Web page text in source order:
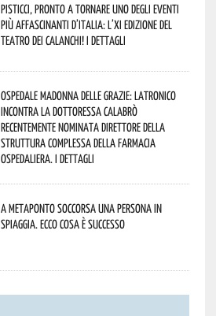
Pisticci, pronto a tornare uno degli eventi
più affascinanti d’Italia: l’XI edizione del
Teatro dei Calanchi! I dettagli
Ospedale Madonna delle Grazie: Latronico
incontra la dottoressa Calabrò
recentemente nominata Direttore della
Struttura Complessa della Farmacia
Ospedaliera. I dettagli
A Metaponto soccorsa una persona in
spiaggia. Ecco cosa è successo